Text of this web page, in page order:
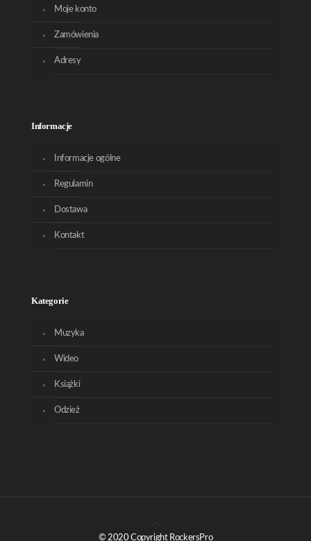
Moje konto
Zamówienia
Adresy
Informacje
Informacje ogólne
Regulamin
Dostawa
Kontakt
Kategorie
Muzyka
Wideo
Książki
Odzież
© 2020 Copyright RockersPro